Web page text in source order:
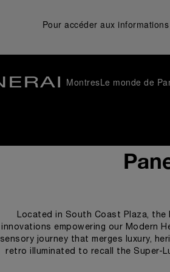
Pour accéder aux
MontresLe monde de
Located in South Coast Plaza,
innovations empowering our Modern
sensory journey that merges luxury,
retro illuminated to recall the Super-